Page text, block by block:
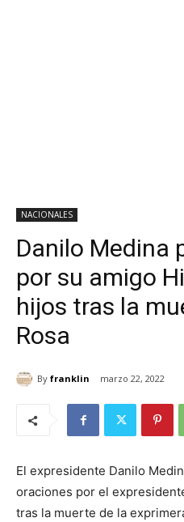
NACIONALES
Danilo Medina
por su amigo
hijos tras la
Rosa
By franklin marzo 22, 2022
El expresidente Danilo
oraciones por el
tras la muerte de la